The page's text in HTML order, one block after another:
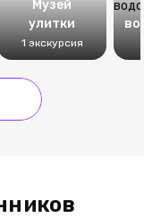
Музей
улитки
1 экскурсия